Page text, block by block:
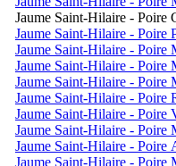
Jaume Saint-Hilaire - Poire
Jaume Saint-Hilaire - Poire
Jaume Saint-Hilaire - Poire
Jaume Saint-Hilaire - Poire
Jaume Saint-Hilaire - Poire
Jaume Saint-Hilaire - Poire
Jaume Saint-Hilaire - Poire
Jaume Saint-Hilaire - Poire
Jaume Saint-Hilaire - Poire
Jaume Saint-Hilaire - Poire